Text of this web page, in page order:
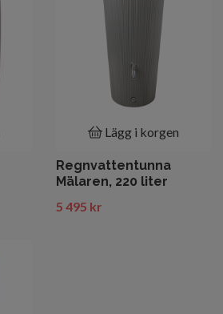
Lägg i korgen
Regnvattentunna
Mälaren, 220 liter
5 495 kr